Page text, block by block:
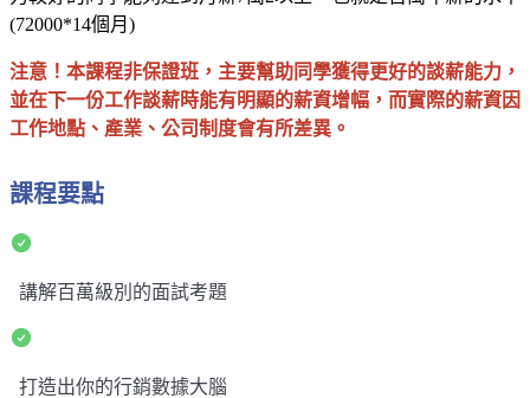
(72000*14個月)
注意！本課程非保證班，主要幫助同學獲得更好的談薪能力，
並在下一份工作談薪時能有明顯的薪資增幅，而實際的薪資因
工作地點、產業、公司制度會有所差異。
課程要點
講解百萬級別的面試考題
打造出你的行銷數據大腦